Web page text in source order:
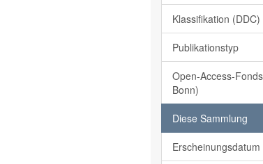
Klassifikation (DDC)
Publikationstyp
Open-Access-
Bonn)
Diese Sammlung
Erscheinungsdatum